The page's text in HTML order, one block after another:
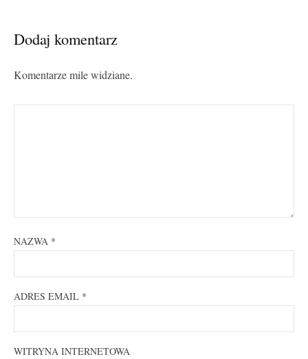
Dodaj komentarz
Komentarze mile widziane.
NAZWA *
ADRES EMAIL *
WITRYNA INTERNETOWA